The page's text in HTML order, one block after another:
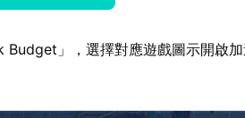
」，選擇對應遊戲圖示開啟